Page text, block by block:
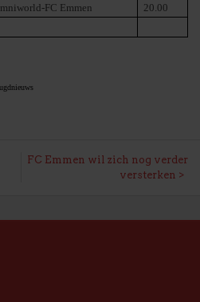
FC Emmen 20.00
FC Emmen wil zich nog verder
versterken